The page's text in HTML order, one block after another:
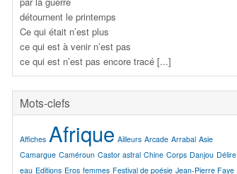
détournent le printemps
Ce qui était n’est plus
ce qui est à venir n’est pas
ce qui est n’est pas encore tracé [...]
Mots-clefs
Affiches Afrique Ailleurs Arcade Arrabal Asie
Camargue Caméroun Castor astral Chine Corps Danjou Délire
eau Editions Eros femmes Festival de poésie Jean-Pierre Faye